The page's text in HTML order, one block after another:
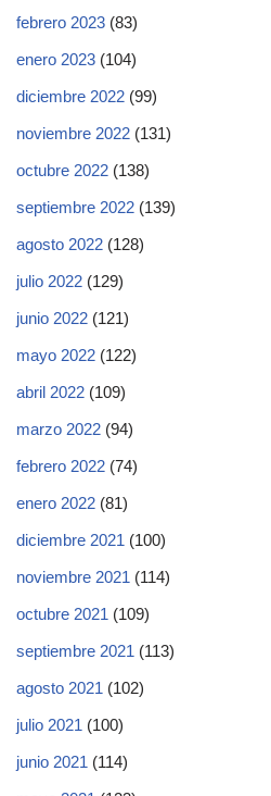
febrero 2023 (83)
enero 2023 (104)
diciembre 2022 (99)
noviembre 2022 (131)
octubre 2022 (138)
septiembre 2022 (139)
agosto 2022 (128)
julio 2022 (129)
junio 2022 (121)
mayo 2022 (122)
abril 2022 (109)
marzo 2022 (94)
febrero 2022 (74)
enero 2022 (81)
diciembre 2021 (100)
noviembre 2021 (114)
octubre 2021 (109)
septiembre 2021 (113)
agosto 2021 (102)
julio 2021 (100)
junio 2021 (114)